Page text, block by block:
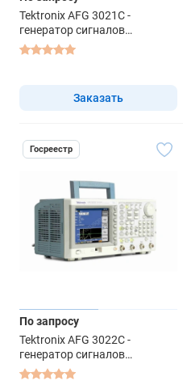
Tektronix AFG 3021C -
генератор сигналов
специальной формы
Заказать
Госреестр
По запросу
Tektronix AFG 3022C -
генератор сигналов
специальной формы